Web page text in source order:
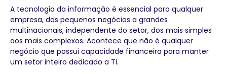
A tecnologia da informação é essencial para qualquer
empresa, dos pequenos negócios a grandes
multinacionais, independente do setor, dos mais simples
aos mais complexos. Acontece que não é qualquer
negócio que possui capacidade financeira para manter
um setor inteiro dedicado a TI.